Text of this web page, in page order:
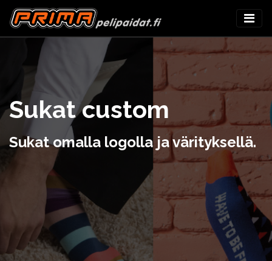
Sukat custom
Sukat omalla logolla ja värityksellä.